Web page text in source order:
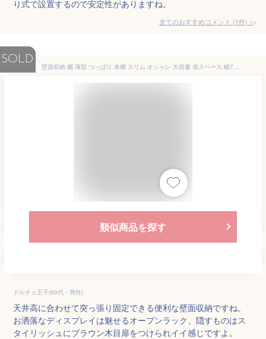
り式で設置するので安定性がありますね。
全てのおすすめコメント (1件) >
SOLD
壁面収納 棚 薄型 つっぱり 本棚 スリム オシャレ 大容量 省スペース 幅75 奥行23 ラック プローバ2 本体 オープンラック 木製 耐震 棚 おしゃれ 北欧 突っ張り 収納 リビング 収納棚 マンガ収納 漫画 モダン 地震対策 ナチュラル/ブラウン/ホワイト pr2-750 works
類似商品を探す
ドルチェ王子(60代・男性)
天井高に合わせて突っ張り固定できる便利な壁面収納ですね。
お洒落なディスプレイは魅せるオープンラック、隠すものはス
タイリッシュにブラウン木目扉をつけられイイ感じですよ。